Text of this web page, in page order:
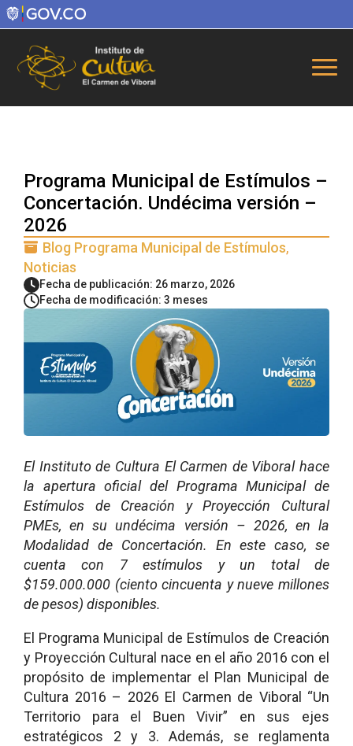
Programa Municipal de Estímulos –
Concertación. Undécima versión –
2026
Blog Programa Municipal de Estímulos
Noticias
Fecha de publicación: 26 marzo, 2026
Fecha de modificación: 3 meses
El Instituto de Cultura El Carmen de Viboral hace
la apertura oficial del Programa Municipal de
Estímulos de Creación y Proyección Cultural
PMEs, en su undécima versión – 2026, en la
Modalidad de Concertación. En este caso, se
cuenta con 7 estímulos y un total de
$159.000.000 (ciento cincuenta y nueve millones
de pesos) disponibles.
El Programa Municipal de Estímulos de Creación
y Proyección Cultural nace en el año 2016 con el
propósito de implementar el Plan Municipal de
Cultura 2016 – 2026 El Carmen de Viboral “Un
Territorio para el Buen Vivir” en sus ejes
estratégicos 2 y 3. Además, se reglamenta